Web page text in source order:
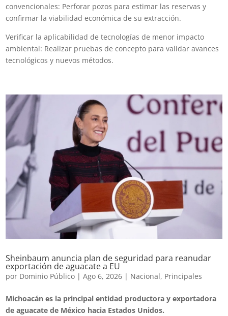
convencionales: Perforar pozos para estimar las reservas y
confirmar la viabilidad económica de su extracción.
Verificar la aplicabilidad de tecnologías de menor impacto
ambiental: Realizar pruebas de concepto para validar avances
tecnológicos y nuevos métodos.
Sheinbaum anuncia plan de seguridad para reanudar
exportación de aguacate a EU
por Dominio Público |Ago 6, 2026 | Nacional, Principales
Michoacán es la principal entidad productora y exportadora
de aguacate de México hacia Estados Unidos.